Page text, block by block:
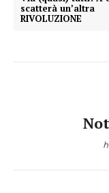
scatterà un’altra
RIVOLUZIONE